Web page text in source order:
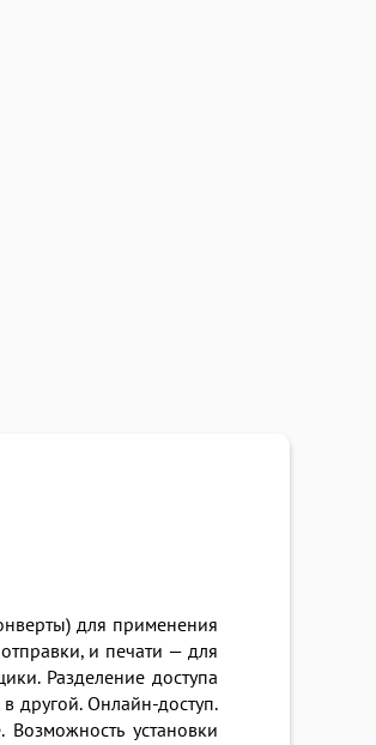
для применения
и печати — для
Разделение доступа
другой. Онлайн-доступ.
установки